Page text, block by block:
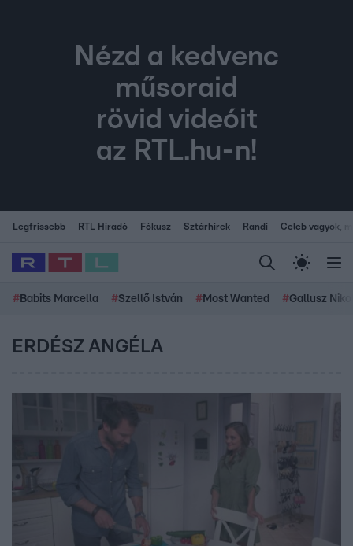
Nézd a kedvenc
műsoraid
rövid videóit
az RTL.hu-n!
Legfrissebb RTL Híradó Fókusz Sztárhírek Randi Celeb vagyok,
# Babits Marcella #Szellő István # Most Wanted #Gallusz
ERDÉSZ ANGÉLA